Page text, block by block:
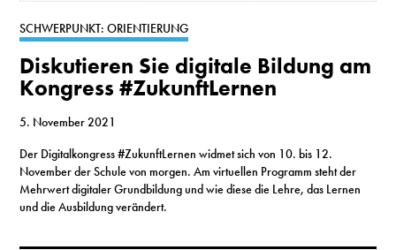
SCHWERPUNKT: ORIENTIERUNG
Diskutieren Sie digitale Bildung am
Kongress #ZukunftLernen
5. November 2021
Der Digitalkongress #ZukunftLernen widmet sich von 10. bis 12.
November der Schule von morgen. Am virtuellen Programm steht der
Mehrwert digitaler Grundbildung und wie diese die Lehre, das Lernen
und die Ausbildung verändert.